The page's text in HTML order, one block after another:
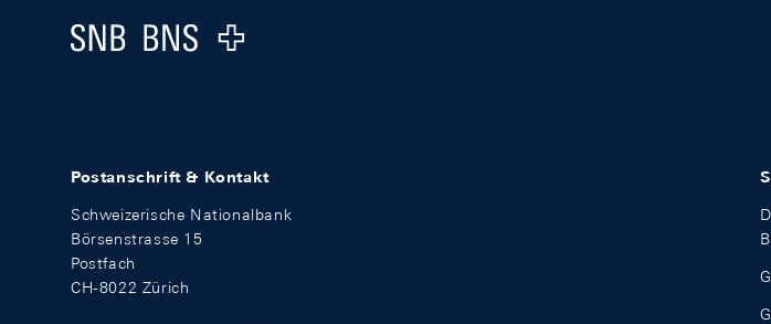
Logo
Postanschrift & Kontakt
Schweizerische Nationalbank
Börsenstrasse 15
Postfach
CH-8022 Zürich